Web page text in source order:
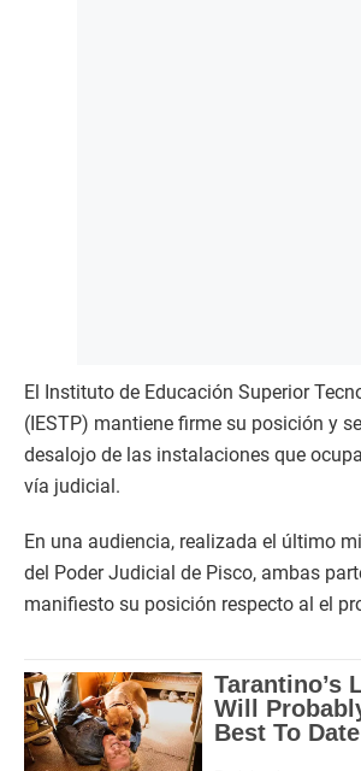
El Instituto de Educación Superior
(IESTP) mantiene firme su posición y
desalojo de las instalaciones que
vía judicial.
En una audiencia, realizada el último
del Poder Judicial de Pisco, ambas
manifiesto su posición respecto al el